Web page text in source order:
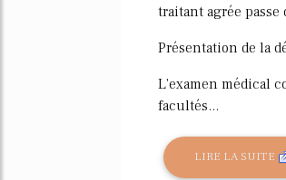
traitant agrée passe
Présentation de la
L'examen médical
facultés...
LIRE LA SUITE